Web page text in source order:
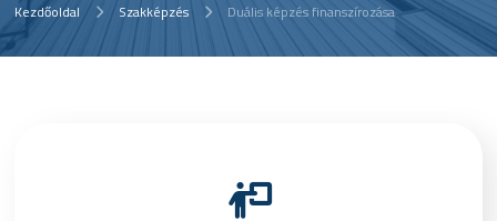
Kezdőoldal Szakképzés Duális képzés finanszírozása